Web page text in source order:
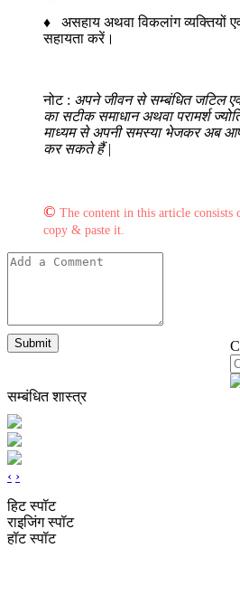
♦ असहाय अथवा विकलांग व्यक्तियों
सहायता करें।
नोट : अपने जीवन से सम्बंधित जटिल
का सटीक समाधान अथवा परामर्श
माध्यम से अपनी समस्या भेजकर अब
कर सकते हैं |
© The content in this article
copy & paste it.
Submit
सम्बंधित शास्त्र
‹ ›
हिट स्पॉट
राइजिंग स्पॉट
हॉट स्पॉट